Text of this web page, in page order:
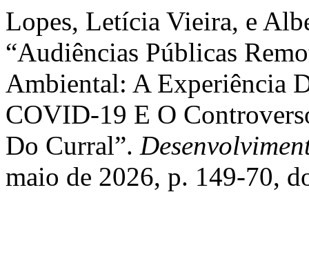
Lopes, Letícia Vieira, e
“Audiências Públicas
Ambiental: A Experiência
COVID-19 E O
Do Curral”.
maio de 2026, p. 149-70,